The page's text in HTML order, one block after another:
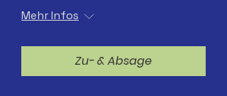
Mehr Infos
Zu- & Absage